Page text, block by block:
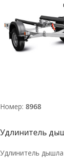
Номер: 8968
Удлинитель
Удлинитель